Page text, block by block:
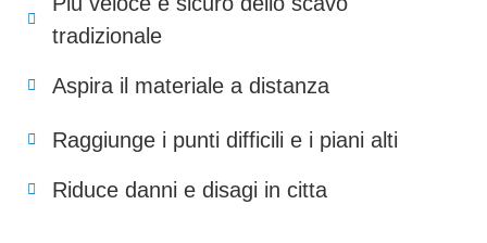
tradizionale
Aspira il materiale a distanza
Raggiunge i punti difficili e i piani alti
Riduce danni e disagi in citta